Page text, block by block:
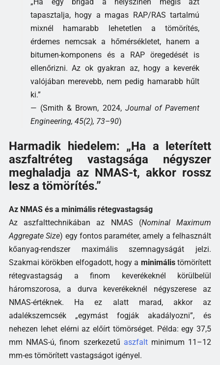
tapasztalja, hogy a magas RAP/RAS tartalmú
mixnél hamarabb lehetetlen a tömörítés,
érdemes nemcsak a hőmérsékletet, hanem a
bitumen-komponens és a RAP öregedését is
ellenőrizni. Az ok gyakran az, hogy a keverék
valójában merevebb, nem pedig hamarabb hűlt
ki.”
— (Smith & Brown, 2024, Journal of Pavement
Engineering, 45(2), 73–90)
Harmadik hiedelem: „Ha a leterített
aszfaltréteg vastagsága négyszer
meghaladja az NMAS-t, akkor rossz
lesz a tömörítés.”
Az NMAS és a minimális rétegvastagság
Az aszfalttechnikában az NMAS (Nominal Maximum
Aggregate Size) egy fontos paraméter, amely a felhasznált
kőanyag-rendszer maximális szemnagyságát jelzi.
Szakmai körökben elfogadott, hogy a minimálistömörített
rétegvastagság a finom keverékeknél körülbelül
háromszorosa, a durva keverékeknél négyszerese az
NMAS-értéknek. Ha ez alatt marad, akkor az
adalékszemcsék „egymást fogják akadályozni”, és
nehezen lehet elérni az előírt tömörséget. Példa: egy 37,5
mm NMAS-ú, finom szerkezetű aszfaltminimum 11–12
mm-es tömörített vastagságot igényel.